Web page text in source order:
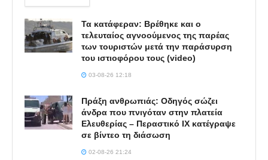
Τα κατάφεραν: Βρέθηκε και ο
τελευταίος αγνοούμενος της παρέας
των τουριστών μετά την παράσυρση
του ιστιοφόρου τους (video)
03-08-26 12:18
Πράξη ανθρωπιάς: Οδηγός σώζει
άνδρα που πνιγόταν στην πλατεία
Ελευθερίας – Περαστικό ΙΧ κατέγραψε
σε βίντεο τη διάσωση
02-08-26 21:24